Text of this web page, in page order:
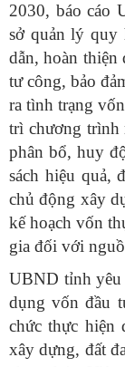
2030, báo cáo
sở quản lý quy
dẫn, hoàn thiện
tư công, bảo
ra tình trạng
trì chương trình
phân bổ, huy
sách hiệu quả,
chủ động xây
kế hoạch vốn
gia đối với
UBND tỉnh yêu
dụng vốn đầu
chức thực hiện
xây dựng, đất